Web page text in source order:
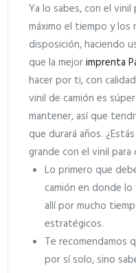
Ya lo sabes, con el vinil
máximo el tiempo y
disposición, haciendo
que la mejorimprenta
hacer por ti, con
vinil de camión es
mantener, así que
que durará años.
grande con el vinil para
Lo primero que
camión en donde
allí por mucho
estratégicos.
Te recomendamos
por sí solo, sino